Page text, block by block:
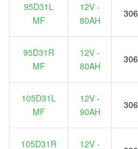
95D31L
MF
12V -
80AH
306
95D31R
MF
12V -
80AH
306
105D31L
MF
12V -
90AH
306
105D31R
12V -